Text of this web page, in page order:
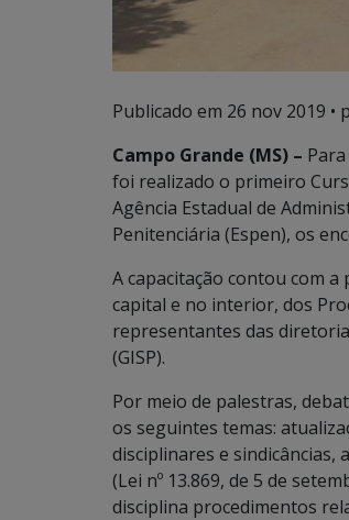
Publicado em 26 nov 2019 •
Campo Grande (MS) –
foi realizado o primeiro
Agência Estadual de
Penitenciária (Espen), os
A capacitação contou com
capital e no interior, dos
representantes das
(GISP).
Por meio de palestras,
os seguintes temas:
disciplinares e sindicâncias,
(Lei nº 13.869, de 5 de
disciplina procedimentos